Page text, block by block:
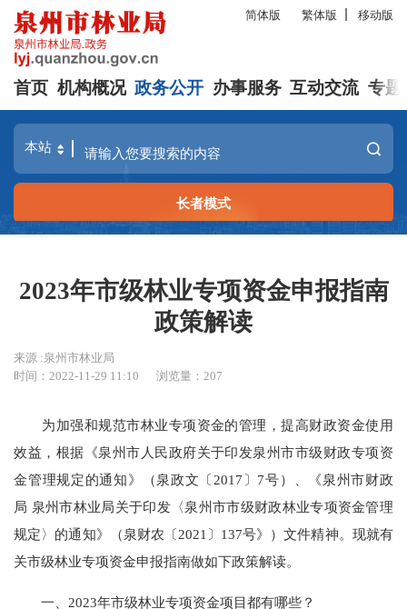
简体版 繁体版 移动版
首页 机构概况 政务公开 办事服务 互动交流 专题
长者模式
2023年市级林业专项资金申报指南
政策解读
来源 :泉州市林业局
时间：2022-11-29 11:10
浏览量： 207
为加强和规范市林业专项资金的管理，提高财政资金使用
效益，根据《泉州市人民政府关于印发泉州市市级财政专项资
金管理规定的通知》（泉政文〔2017〕7号）、《泉州市财政
局 泉州市林业局关于印发〈泉州市市级财政林业专项资金管理
规定〉的通知》（泉财农〔2021〕137号》）文件精神。现就有
关市级林业专项资金申报指南做如下政策解读。
一、2023年市级林业专项资金项目都有哪些？